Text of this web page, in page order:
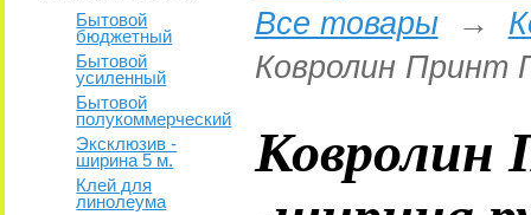
Бытовой
бюджетный
Бытовой
усиленный
Бытовой
полукоммерческий
Эксклюзив -
ширина 5 м.
Клей для
линолеума
Все товары→
Ковролин Принт